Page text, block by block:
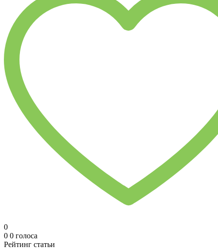
0
0 0 голоса
Рейтинг статьи